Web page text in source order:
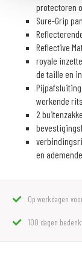
protectoren
Sure-Grip
Reflective
royale
de taille en
werkende
2
en
Op werkdagen
100 dagen